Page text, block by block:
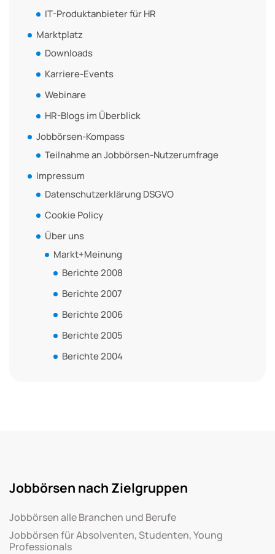
IT-Produktanbieter für HR
Marktplatz
Downloads
Karriere-Events
Webinare
HR-Blogs im Überblick
Jobbörsen-Kompass
Teilnahme an Jobbörsen-Nutzerumfrage
Impressum
Datenschutzerklärung DSGVO
Cookie Policy
Über uns
Markt+Meinung
Berichte 2008
Berichte 2007
Berichte 2006
Berichte 2005
Berichte 2004
Jobbörsen nach Zielgruppen
Jobbörsen alle Branchen und Berufe
Jobbörsen für Absolventen, Studenten, Young
Professionals